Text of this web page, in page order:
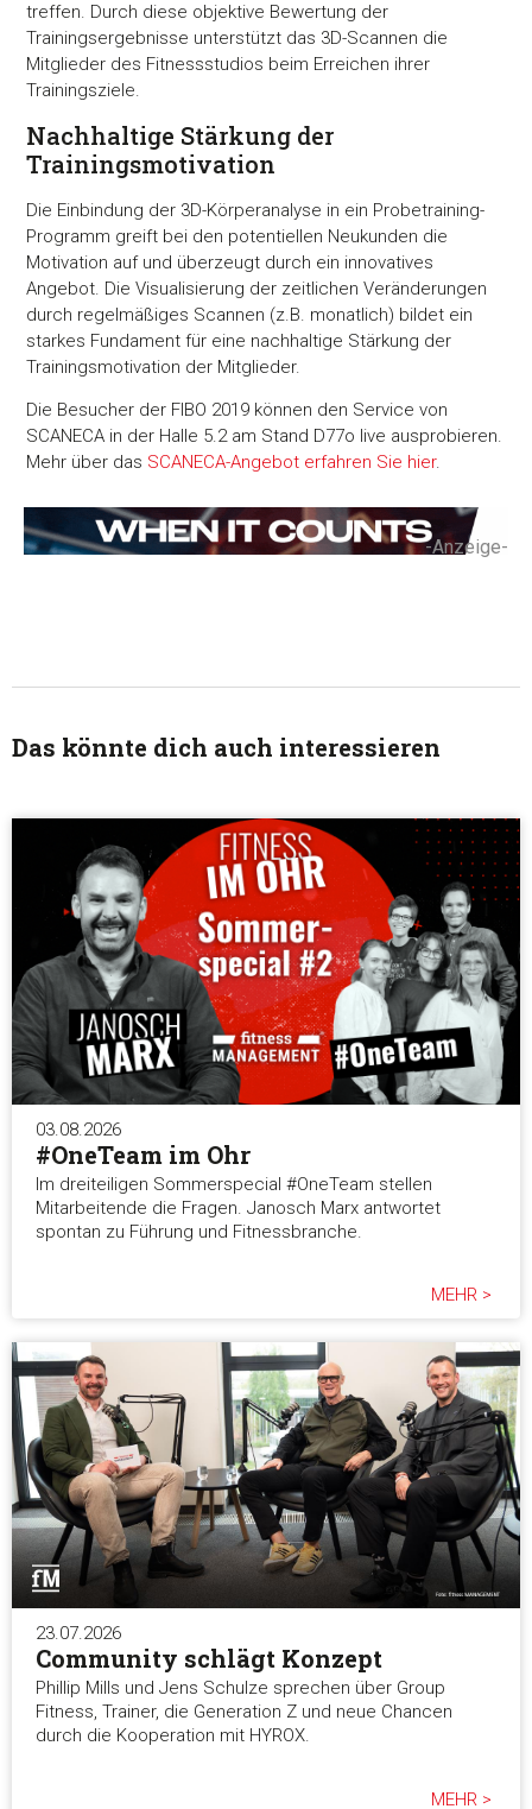
treffen. Durch diese objektive Bewertung der
Trainingsergebnisse unterstützt das 3D-Scannen die
Mitglieder des Fitnessstudios beim Erreichen ihrer
Trainingsziele.
Nachhaltige Stärkung der
Trainingsmotivation
Die Einbindung der 3D-Körperanalyse in ein Probetraining-
Programm greift bei den potentiellen Neukunden die
Motivation auf und überzeugt durch ein innovatives
Angebot. Die Visualisierung der zeitlichen Veränderungen
durch regelmäßiges Scannen (z.B. monatlich) bildet ein
starkes Fundament für eine nachhaltige Stärkung der
Trainingsmotivation der Mitglieder.
Die Besucher der FIBO 2019 können den Service von
SCANECA in der Halle 5.2 am Stand D77o live ausprobieren.
Mehr über das SCANECA-Angebot erfahren Sie hier.
-Anzeige-
Das könnte dich auch interessieren
03.08.2026
#OneTeam im Ohr
Im dreiteiligen Sommerspecial #OneTeam stellen
Mitarbeitende die Fragen. Janosch Marx antwortet
spontan zu Führung und Fitnessbranche.
MEHR >
23.07.2026
Community schlägt Konzept
Phillip Mills und Jens Schulze sprechen über Group
Fitness, Trainer, die Generation Z und neue Chancen
durch die Kooperation mit HYROX.
MEHR >